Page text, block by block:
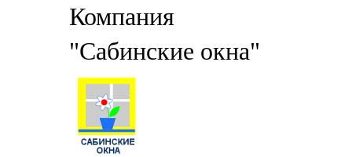
Компания
"Сабинские окна"